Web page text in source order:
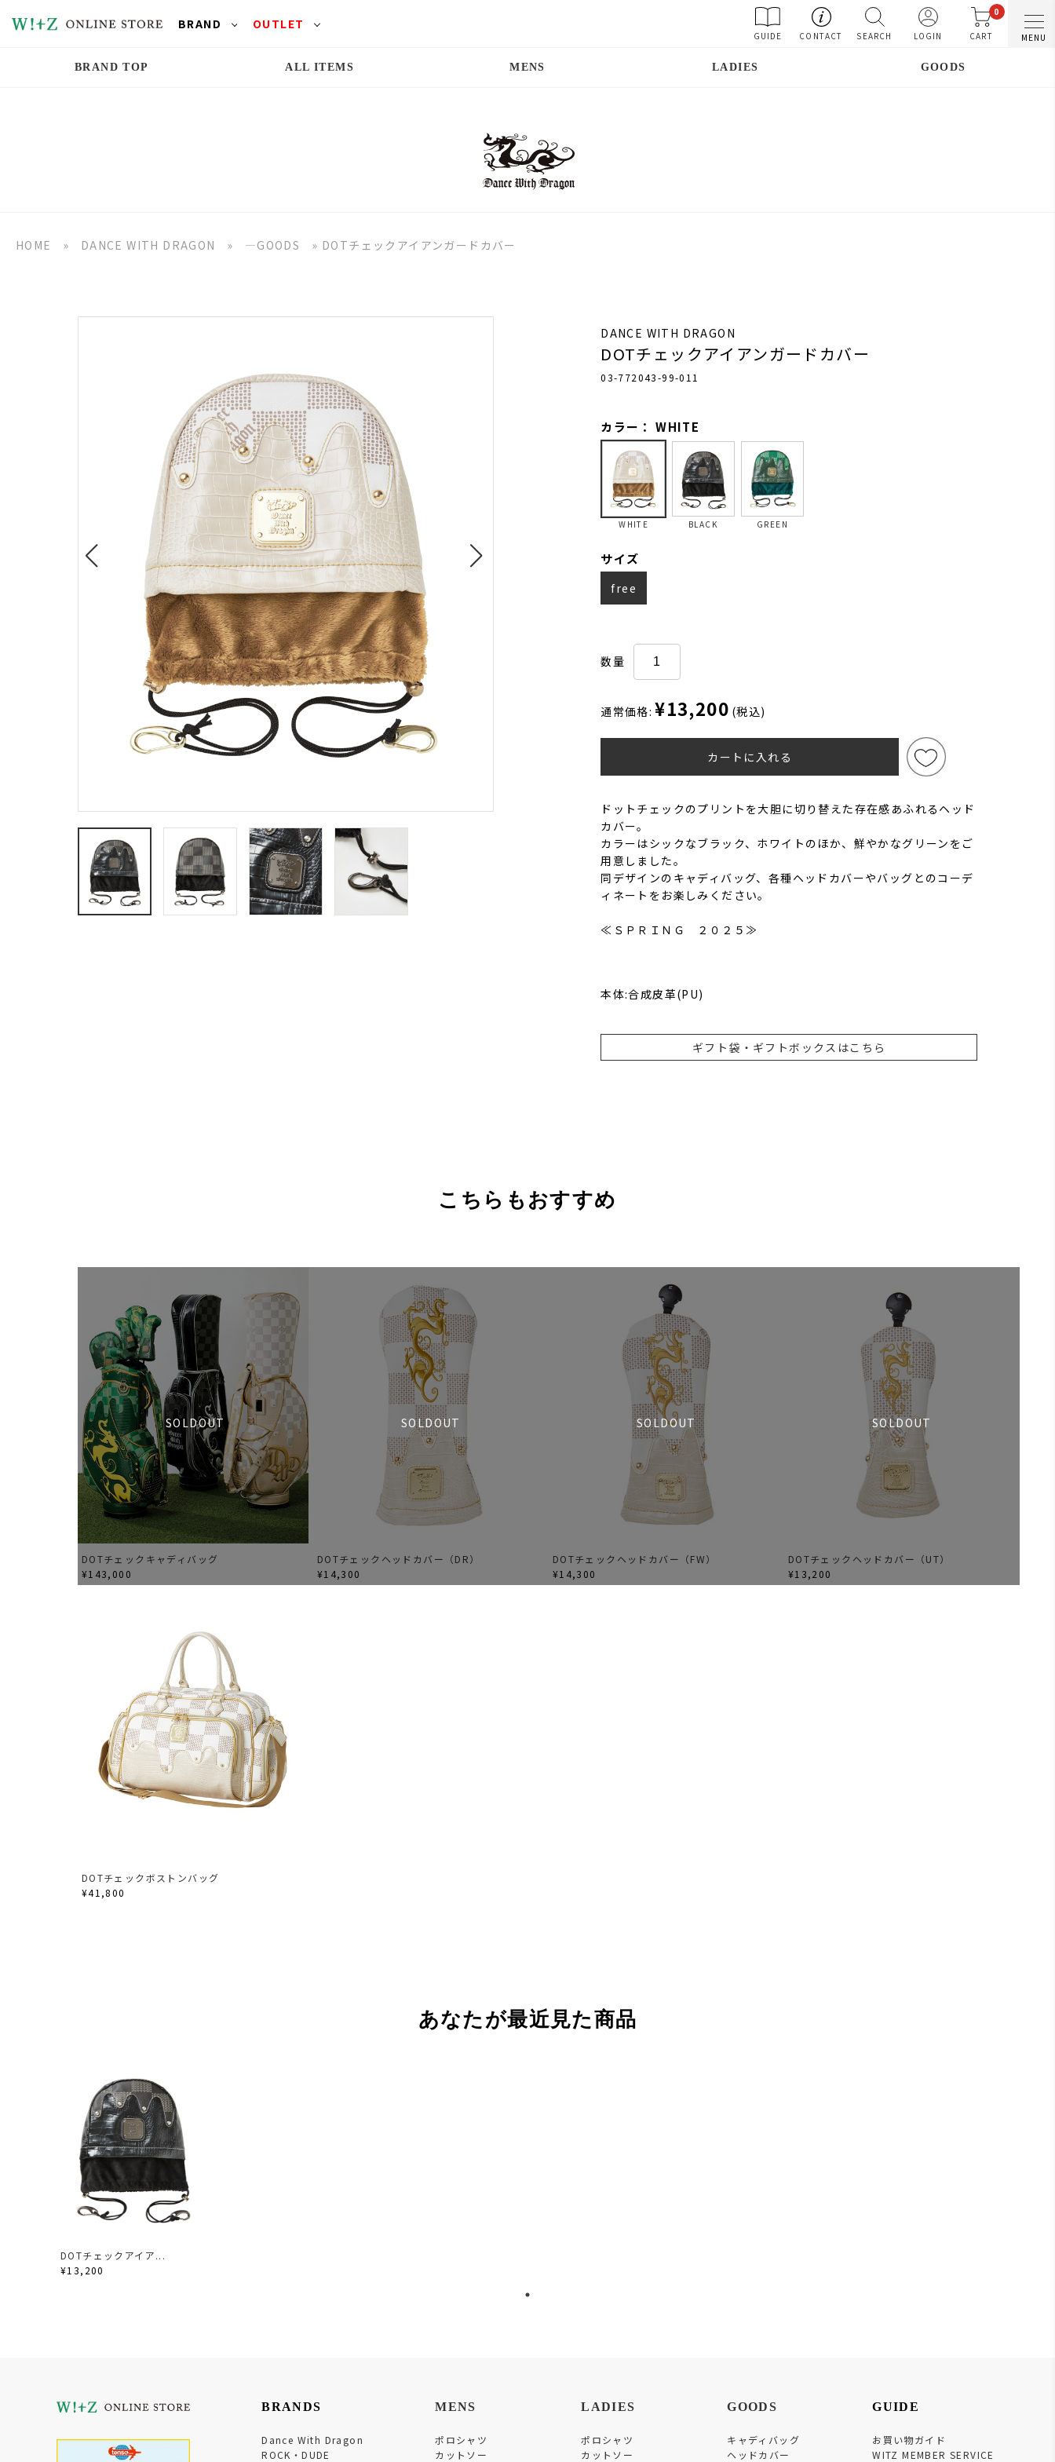
BRAND OUTLET
GUIDE CONTACT SEARCH LOGIN
0
CART MENU
BRAND TOP ALL ITEMS MENS LADIES GOODS
HOME » DANCE WITH DRAGON » ―GOODS » DOTチェックアイアンガードカバー
DANCE WITH DRAGON
DOTチェックアイアンガードカバー
03-772043-99-011
カラー： WHITE
WHITE BLACK GREEN
サイズ
free
数量
通常価格: ¥13,200 (税込)
カートに入れる
ドットチェックのプリントを大胆に切り替えた存在感あふれるヘッド
カバー。
カラーはシックなブラック、ホワイトのほか、鮮やかなグリーンをご
用意しました。
同デザインのキャディバッグ、各種ヘッドカバーやバッグとのコーデ
ィネートをお楽しみください。
≪ＳＰＲＩＮＧ ２０２５≫
本体:合成皮革(PU)
ギフト袋・ギフトボックスはこちら
こちらもおすすめ
SOLDOUT
DOTチェックキャディバッグ
¥143,000
SOLDOUT
DOTチェックヘッドカバー（DR）
¥14,300
SOLDOUT
DOTチェックヘッドカバー（FW）
¥14,300
SOLDOUT
DOTチェックヘッドカバー（UT）
¥13,200
DOTチェックボストンバッグ
¥41,800
あなたが最近見た商品
DOTチェックアイア...
¥13,200
BRANDS
Dance With Dragon
ROCK・DUDE
MENS
ポロシャツ
カットソー
LADIES
ポロシャツ
カットソー
GOODS
キャディバッグ
ヘッドカバー
GUIDE
お買い物ガイド
WITZ MEMBER SERVICE